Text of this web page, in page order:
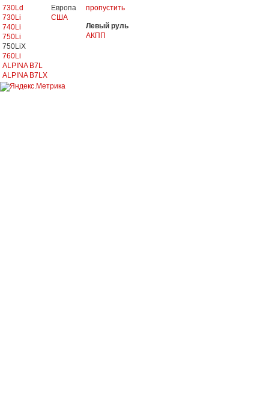
730Ld
730Li
740Li
750Li
750LiX
760Li
ALPINA B7L
ALPINA B7LX
Европа
США
пропустить
Левый руль
АКПП